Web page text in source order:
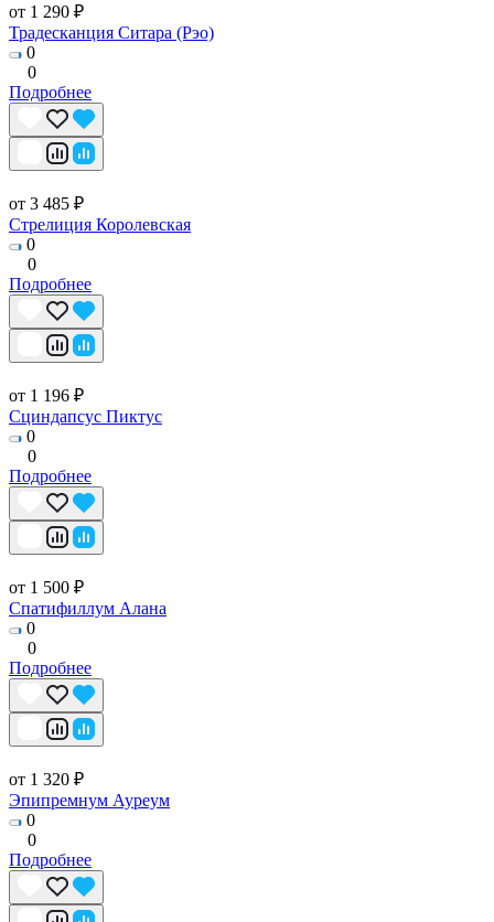
от 1 290 ₽
Традесканция Ситара (Рэо)
0
0
Подробнее
от 3 485 ₽
Стрелиция Королевская
0
0
Подробнее
от 1 196 ₽
Сциндапсус Пиктус
0
0
Подробнее
от 1 500 ₽
Спатифиллум Алана
0
0
Подробнее
от 1 320 ₽
Эпипремнум Ауреум
0
0
Подробнее